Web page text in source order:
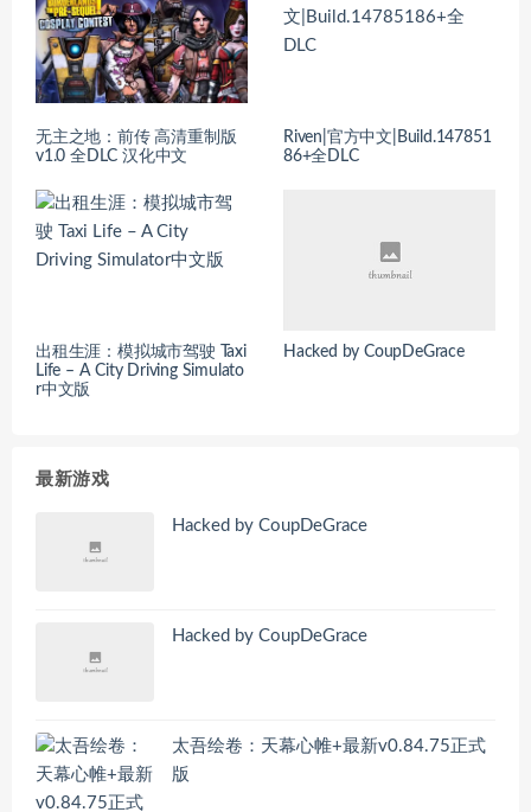
无主之地：前传 高清重制版
v1.0 全DLC 汉化中文
Riven|官方中文|Build.147851
86+全DLC
出租生涯：模拟城市驾驶 Taxi
Life – A City Driving Simulato
r中文版
Hacked by CoupDeGrace
最新游戏
Hacked by CoupDeGrace
Hacked by CoupDeGrace
太吾绘卷：天幕心帷+最新v0.84.75正式
版